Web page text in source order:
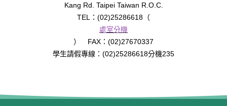
Kang Rd. Taipei Taiwan R.O.C.
TEL：(02)25286618（
處室分機
） FAX：(02)27670337
學生請假專線：(02)25286618分機235